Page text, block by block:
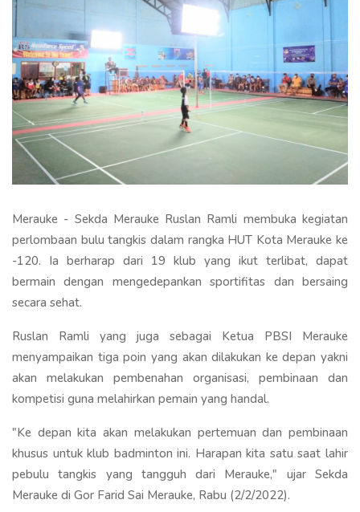
Merauke - Sekda Merauke Ruslan Ramli membuka kegiatan
perlombaan bulu tangkis dalam rangka HUT Kota Merauke ke
-120. Ia berharap dari 19 klub yang ikut terlibat, dapat
bermain dengan mengedepankan sportifitas dan bersaing
secara sehat.
Ruslan Ramli yang juga sebagai Ketua PBSI Merauke
menyampaikan tiga poin yang akan dilakukan ke depan yakni
akan melakukan pembenahan organisasi, pembinaan dan
kompetisi guna melahirkan pemain yang handal.
"Ke depan kita akan melakukan pertemuan dan pembinaan
khusus untuk klub badminton ini. Harapan kita satu saat lahir
pebulu tangkis yang tangguh dari Merauke," ujar Sekda
Merauke di Gor Farid Sai Merauke, Rabu (2/2/2022).